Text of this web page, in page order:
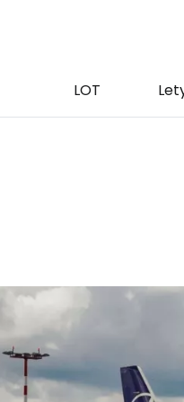
LOT